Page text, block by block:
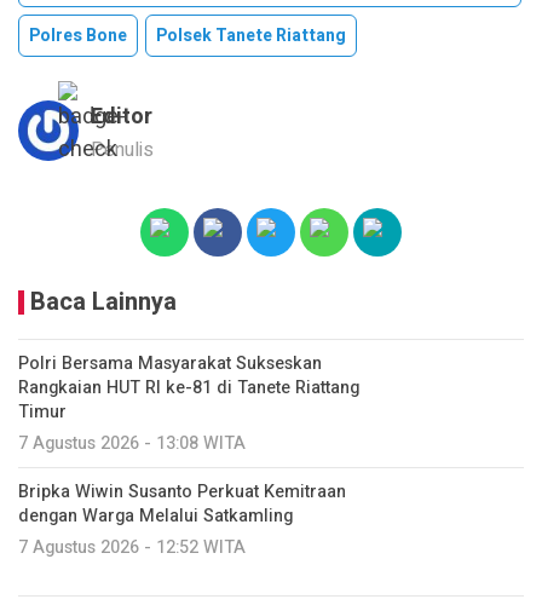
Polres Bone Polsek Tanete Riattang
Editor
Penulis
Baca Lainnya
Polri Bersama Masyarakat Sukseskan
Rangkaian HUT RI ke-81 di Tanete Riattang
Timur
7 Agustus 2026 - 13:08 WITA
Bripka Wiwin Susanto Perkuat Kemitraan
dengan Warga Melalui Satkamling
7 Agustus 2026 - 12:52 WITA